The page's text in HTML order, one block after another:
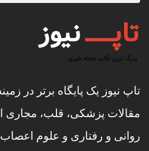
تاپ نیوز یک پایگاه برتر در
مقالات پزشکی، قلب، مجاری
روانی و رفتاری و علوم